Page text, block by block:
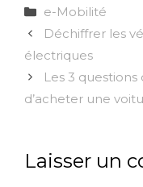
Catégories
e-Mobilité
Déchiffrer les
électriques
Les 3
d’acheter une
Laisser un